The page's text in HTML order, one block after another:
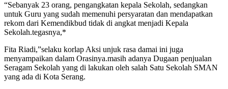
“Sebanyak 23 orang, pengangkatan kepala Sekolah, sedangkan
untuk Guru yang sudah memenuhi persyaratan dan mendapatkan
rekom dari Kemendikbud tidak di angkat menjadi Kepala
Sekolah.tegasnya,*
Fita Riadi,”selaku korlap Aksi unjuk rasa damai ini juga
menyampaikan dalam Orasinya.masih adanya Dugaan penjualan
Seragam Sekolah yang di lakukan oleh salah Satu Sekolah SMAN
yang ada di Kota Serang.